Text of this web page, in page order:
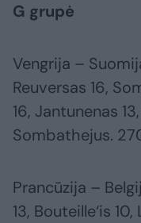
G grupė
Vengrija –
Reuversas 16,
16, Jantunenas
Sombathejus.
Prancūzija –
13, Bouteille‘is